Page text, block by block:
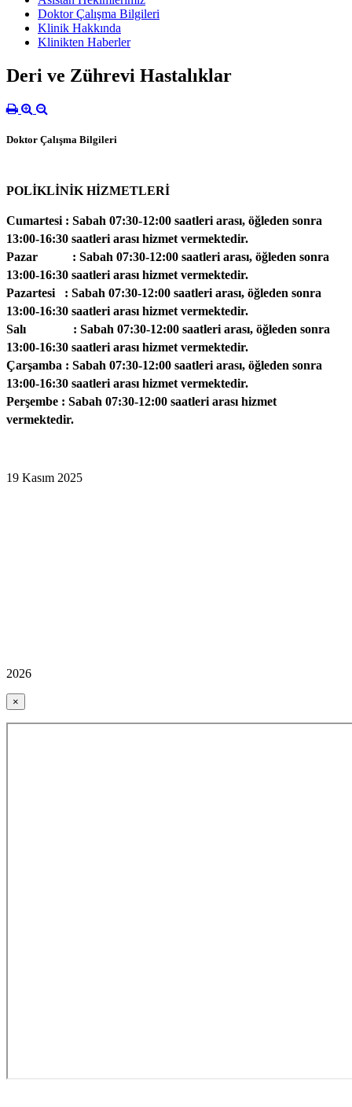
Doktor Çalışma Bilgileri
Klinik Hakkında
Klinikten Haberler
Deri ve Zührevi Hastalıklar
Doktor Çalışma Bilgileri
POLİKLİNİK HİZMETLERİ
Cumartesi : Sabah 07:30-12:00 saatleri arası, öğleden sonra
13:00-16:30 saatleri arası hizmet vermektedir.
Pazar : Sabah 07:30-12:00 saatleri arası, öğleden sonra
13:00-16:30 saatleri arası hizmet vermektedir.
Pazartesi : Sabah 07:30-12:00 saatleri arası, öğleden sonra
13:00-16:30 saatleri arası hizmet vermektedir.
Salı : Sabah 07:30-12:00 saatleri arası, öğleden sonra
13:00-16:30 saatleri arası hizmet vermektedir.
Çarşamba : Sabah 07:30-12:00 saatleri arası, öğleden sonra
13:00-16:30 saatleri arası hizmet vermektedir.
Perşembe : Sabah 07:30-12:00 saatleri arası hizmet
vermektedir.
19 Kasım 2025
2026
×